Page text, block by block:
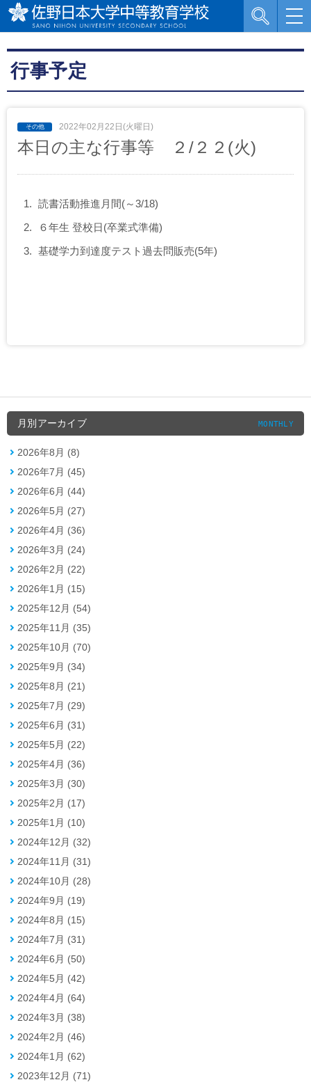
行事予定
2022年02月22日(火曜日)
本日の主な行事等 ２/２２(火)
読書活動推進月間(～3/18)
６年生 登校日(卒業式準備)
基礎学力到達度テスト過去問販売(5年)
月別アーカイブ MONTHLY
2026年8月 (8)
2026年7月 (45)
2026年6月 (44)
2026年5月 (27)
2026年4月 (36)
2026年3月 (24)
2026年2月 (22)
2026年1月 (15)
2025年12月 (54)
2025年11月 (35)
2025年10月 (70)
2025年9月 (34)
2025年8月 (21)
2025年7月 (29)
2025年6月 (31)
2025年5月 (22)
2025年4月 (36)
2025年3月 (30)
2025年2月 (17)
2025年1月 (10)
2024年12月 (32)
2024年11月 (31)
2024年10月 (28)
2024年9月 (19)
2024年8月 (15)
2024年7月 (31)
2024年6月 (50)
2024年5月 (42)
2024年4月 (64)
2024年3月 (38)
2024年2月 (46)
2024年1月 (62)
2023年12月 (71)